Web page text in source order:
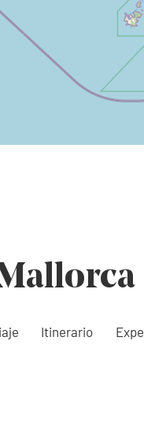
Itinerario